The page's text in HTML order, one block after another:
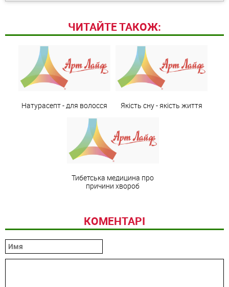
ЧИТАЙТЕ ТАКОЖ:
Натурасепт - для волосся Якість сну - якість життя
Тибетська медицина про
причини хвороб
КОМЕНТАРІ